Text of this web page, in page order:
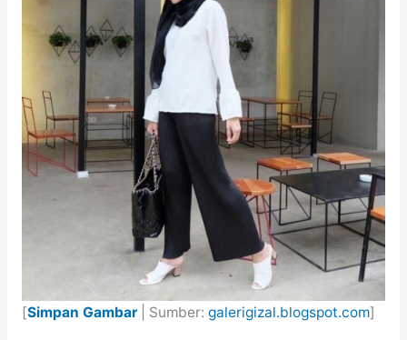
[Simpan Gambar| Sumber: galerigizal.blogspot.com]